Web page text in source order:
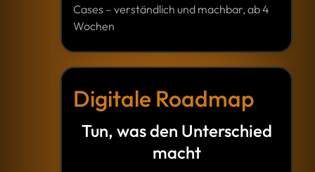
Cases – verständlich und machbar, ab 4
Wochen
Digitale Roadmap
Tun, was den Unterschied
macht